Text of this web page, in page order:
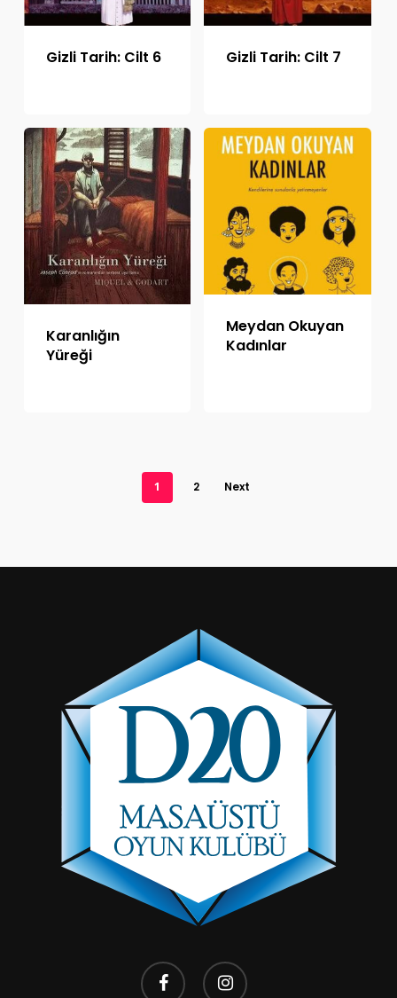
Gizli Tarih: Cilt 6 Gizli Tarih: Cilt 7
Karanlığın
Yüreği
Meydan Okuyan
Kadınlar
1 2 Next
facebook instagram